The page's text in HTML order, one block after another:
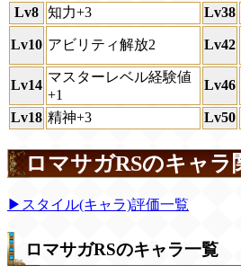
Lv8 知力+3 Lv38
Lv10 アビリティ解放2 Lv42
Lv14
マスターレベル経験値
+1
Lv46
Lv18 精神+3 Lv50
ロマサガRSのキャラ
▶スタイル(キャラ)評価一覧
ロマサガRSのキャラ一覧